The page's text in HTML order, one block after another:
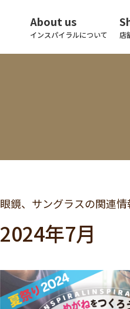
About us
インスパイラルについて 店
眼鏡、サングラスの関連
2024年7月